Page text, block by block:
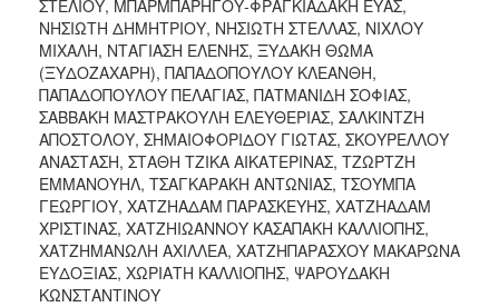
ΣΤΕΛΙΟΥ, ΜΠΑΡΜΠΑΡΗΓΟΥ-ΦΡΑΓΚΙΑΔΑΚΗ ΕΥΑΣ,
ΝΗΣΙΩΤΗ ΔΗΜΗΤΡΙΟΥ, ΝΗΣΙΩΤΗ ΣΤΕΛΛΑΣ, ΝΙΧΛΟΥ
ΜΙΧΑΛΗ, ΝΤΑΓΙΑΣΗ ΕΛΕΝΗΣ, ΞΥΔΑΚΗ ΘΩΜΑ
(ΞΥΔΟΖΑΧΑΡΗ), ΠΑΠΑΔΟΠΟΥΛΟΥ ΚΛΕΑΝΘΗ,
ΠΑΠΑΔΟΠΟΥΛΟΥ ΠΕΛΑΓΙΑΣ, ΠΑΤΜΑΝΙΔΗ ΣΟΦΙΑΣ,
ΣΑΒΒΑΚΗ ΜΑΣΤΡΑΚΟΥΛΗ ΕΛΕΥΘΕΡΙΑΣ, ΣΑΛΚΙΝΤΖΗ
ΑΠΟΣΤΟΛΟΥ, ΣΗΜΑΙΟΦΟΡΙΔΟΥ ΓΙΩΤΑΣ, ΣΚΟΥΡΕΛΛΟΥ
ΑΝΑΣΤΑΣΗ, ΣΤΑΘΗ ΤΖΙΚΑ ΑΙΚΑΤΕΡΙΝΑΣ, ΤΖΩΡΤΖΗ
ΕΜΜΑΝΟΥΗΛ, ΤΣΑΓΚΑΡΑΚΗ ΑΝΤΩΝΙΑΣ, ΤΣΟΥΜΠΑ
ΓΕΩΡΓΙΟΥ, ΧΑΤΖΗΑΔΑΜ ΠΑΡΑΣΚΕΥΗΣ, ΧΑΤΖΗΑΔΑΜ
ΧΡΙΣΤΙΝΑΣ, ΧΑΤΖΗΙΩΑΝΝΟΥ ΚΑΣΑΠΑΚΗ ΚΑΛΛΙΟΠΗΣ,
ΧΑΤΖΗΜΑΝΩΛΗ ΑΧΙΛΛΕΑ, ΧΑΤΖΗΠΑΡΑΣΧΟΥ ΜΑΚΑΡΩΝΑ
ΕΥΔΟΞΙΑΣ, ΧΩΡΙΑΤΗ ΚΑΛΛΙΟΠΗΣ, ΨΑΡΟΥΔΑΚΗ
ΚΩΝΣΤΑΝΤΙΝΟΥ